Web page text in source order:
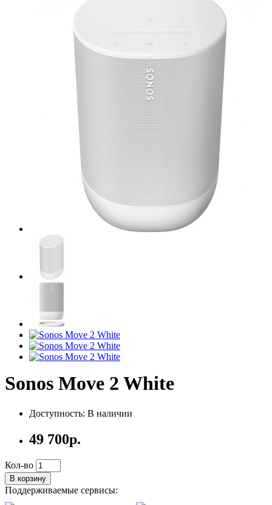
Sonos Move 2 White
Доступность: В наличии
49 700p.
Кол-во
В корзину
Поддерживаемые сервисы: